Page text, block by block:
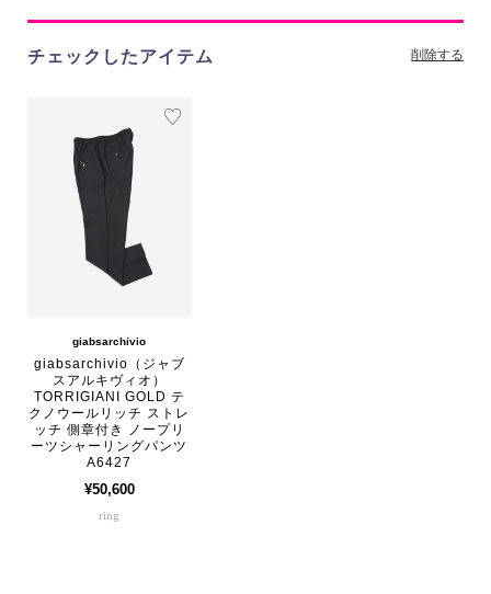
チェックしたアイテム 削除する
giabsarchivio
giabsarchivio（ジャブ
スアルキヴィオ）
TORRIGIANI GOLD テ
クノウールリッチ ストレ
ッチ 側章付き ノープリ
ーツシャーリングパンツ
A6427
¥50,600
ring